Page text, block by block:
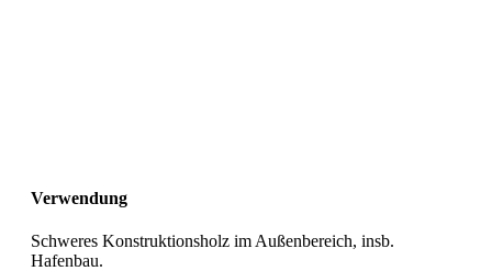
Verwendung
Schweres Konstruktionsholz im Außenbereich, insb.
Hafenbau.